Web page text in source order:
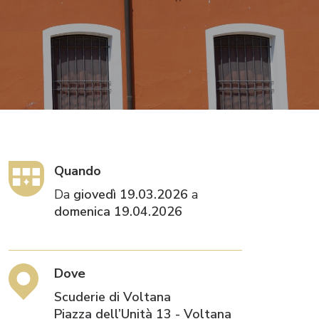
Quando
Da giovedì 19.03.2026 a
domenica 19.04.2026
Dove
Scuderie di Voltana
Piazza dell’Unità 13 - Voltana